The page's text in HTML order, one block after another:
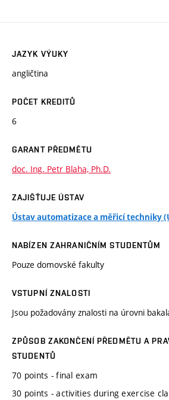
JAZYK VÝUKY
angličtina
POČET KREDITŮ
6
GARANT PŘEDMĚTU
doc. Ing. Petr Blaha, Ph.D.
ZAJIŠŤUJE ÚSTAV
Ústav automatizace a měřicí techniky
NABÍZEN ZAHRANIČNÍM STUDENTŮM
Pouze domovské fakulty
VSTUPNÍ ZNALOSTI
Jsou požadovány znalosti na úrovni
ZPŮSOB ZAKONČENÍ PŘEDMĚTU A
STUDENTŮ
70 points - final exam
30 points - activities during exercise